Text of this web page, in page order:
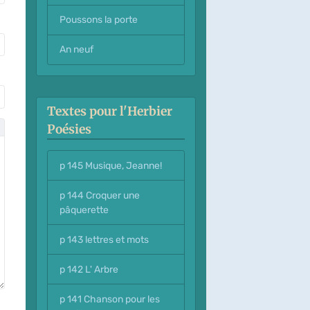
Poussons la porte
An neuf
Textes pour l'Herbier
Poésies
p 145 Musique, Jeanne!
p 144 Croquer une
pâquerette
p 143 lettres et mots
p 142 L' Arbre
p 141 Chanson pour les